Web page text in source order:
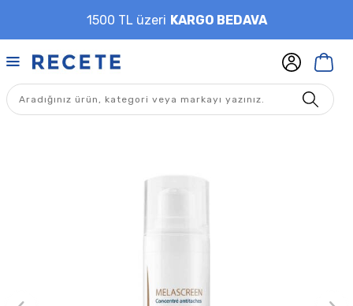
1500 TL üzeri KARGO BEDAVA